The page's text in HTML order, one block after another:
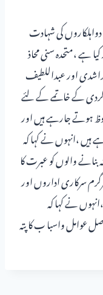
کی شہادت
ہے ،متحدہ سنی محاذ
اور عبداللطیف
گردی کے خاتمے کے لئے
ہوتے جارہے ہیں اور
ہیں ،انہوں نے کہا کہ
والوں کو عبرت کا
سرکاری اداروں اور
نے کہا کہ
واسبا ب کا پتہ